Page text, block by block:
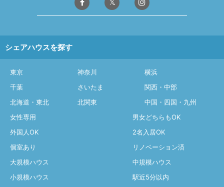
シェアハウスを探す
東京 神奈川
横浜
千葉
さいたま
関西・中部
北海道・東北
北関東
中国・四国・九州
女性専用
男女どちらもOK
外国人OK
2名入居OK
個室あり
リノベーション済
大規模ハウス
中規模ハウス
小規模ハウス
駅近5分以内